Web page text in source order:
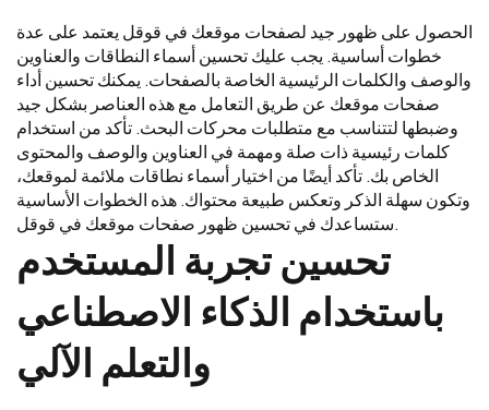
الحصول على ظهور جيد لصفحات موقعك في قوقل يعتمد على عدة
خطوات أساسية. يجب عليك تحسين أسماء النطاقات والعناوين
والوصف والكلمات الرئيسية الخاصة بالصفحات. يمكنك تحسين أداء
صفحات موقعك عن طريق التعامل مع هذه العناصر بشكل جيد
وضبطها لتتناسب مع متطلبات محركات البحث. تأكد من استخدام
كلمات رئيسية ذات صلة ومهمة في العناوين والوصف والمحتوى
الخاص بك. تأكد أيضًا من اختيار أسماء نطاقات ملائمة لموقعك،
وتكون سهلة الذكر وتعكس طبيعة محتواك. هذه الخطوات الأساسية
ستساعدك في تحسين ظهور صفحات موقعك في قوقل.
تحسين تجربة المستخدم
باستخدام الذكاء الاصطناعي
والتعلم الآلي